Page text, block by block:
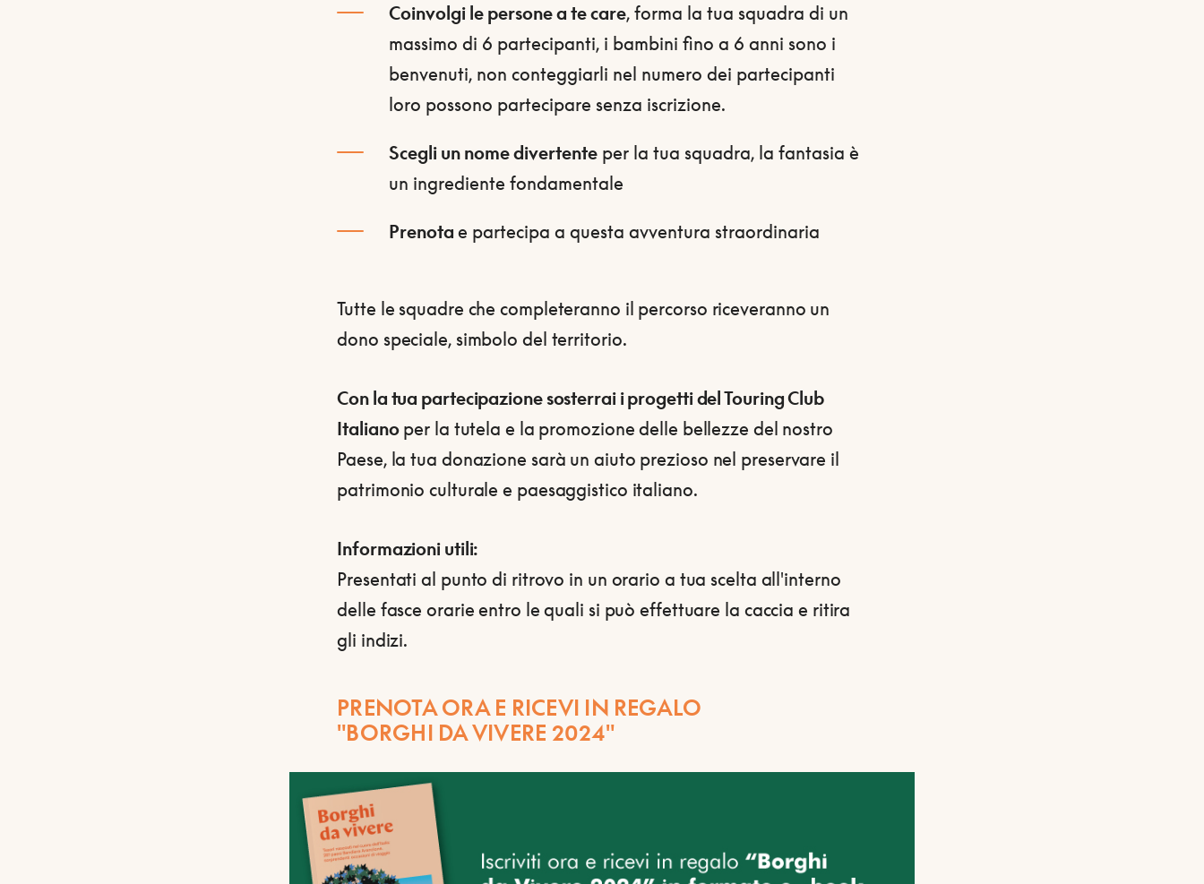
Coinvolgi le persone a te care, forma la tua squadra di un
massimo di 6 partecipanti, i bambini fino a 6 anni sono i
benvenuti, non conteggiarli nel numero dei partecipanti
loro possono partecipare senza iscrizione.
Scegli un nome divertente per la tua squadra, la fantasia è
un ingrediente fondamentale
Prenotae partecipa a questa avventura straordinaria
Tutte le squadre che completeranno il percorso riceveranno un
dono speciale, simbolo del territorio.
Con la tua partecipazione sosterrai i progetti del Touring Club
Italianoper la tutela e la promozione delle bellezze del nostro
Paese, la tua donazione sarà un aiuto prezioso nel preservare il
patrimonio culturale e paesaggistico italiano.
Informazioni utili:
Presentati al punto di ritrovo in un orario a tua scelta all'interno
delle fasce orarie entro le quali si può effettuare la caccia e ritira
gli indizi.
PRENOTA ORA E RICEVI IN REGALO
"BORGHI DA VIVERE 2024"